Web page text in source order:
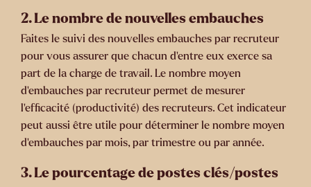
2.Le nombre de nouvelles embauches
Faites le suivi des nouvelles embauches par recruteur
pour vous assurer que chacun d’entre eux exerce sa
part de la charge de travail. Le nombre moyen
d’embauches par recruteur permet de mesurer
l’efficacité (productivité) des recruteurs. Cet indicateur
peut aussi être utile pour déterminer le nombre moyen
d’embauches par mois, par trimestre ou par année.
3.Le pourcentage de postes clés/postes